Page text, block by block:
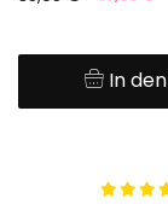
In